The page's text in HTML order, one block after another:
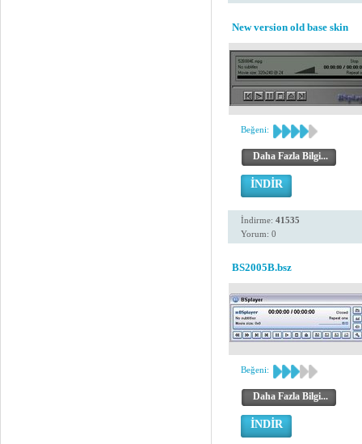
New version old base skin
Beğeni:
Daha Fazla Bilgi...
İNDİR
İndirme: 41535
Yorum: 0
BS2005B.bsz
Beğeni:
Daha Fazla Bilgi...
İNDİR